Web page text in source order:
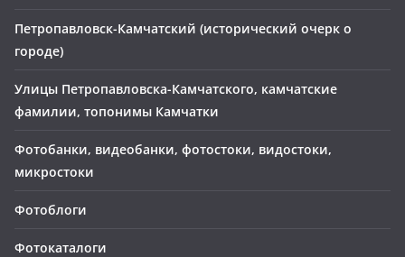
Петропавловск-Камчатский (исторический очерк о
городе)
Улицы Петропавловска-Камчатского, камчатские
фамилии, топонимы Камчатки
Фотобанки, видеобанки, фотостоки, видостоки,
микростоки
Фотоблоги
Фотокаталоги